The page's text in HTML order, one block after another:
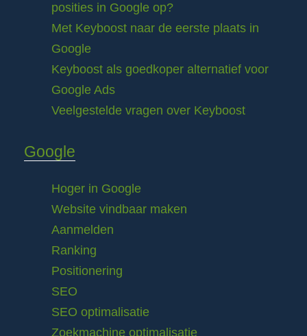
posities in Google op?
Met Keyboost naar de eerste plaats in
Google
Keyboost als goedkoper alternatief voor
Google Ads
Veelgestelde vragen over Keyboost
Google
Hoger in Google
Website vindbaar maken
Aanmelden
Ranking
Positionering
SEO
SEO optimalisatie
Zoekmachine optimalisatie